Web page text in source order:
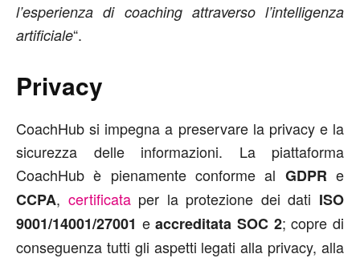
l’esperienza di coaching attraverso l’intelligenza
artificiale“.
Privacy
CoachHub si impegna a preservare la privacy e la
sicurezza delle informazioni. La piattaforma
CoachHub è pienamente conforme al GDPR e
CCPA, certificataper la protezione dei dati ISO
9001/14001/27001 eaccreditata SOC 2; copre di
conseguenza tutti gli aspetti legati alla privacy, alla